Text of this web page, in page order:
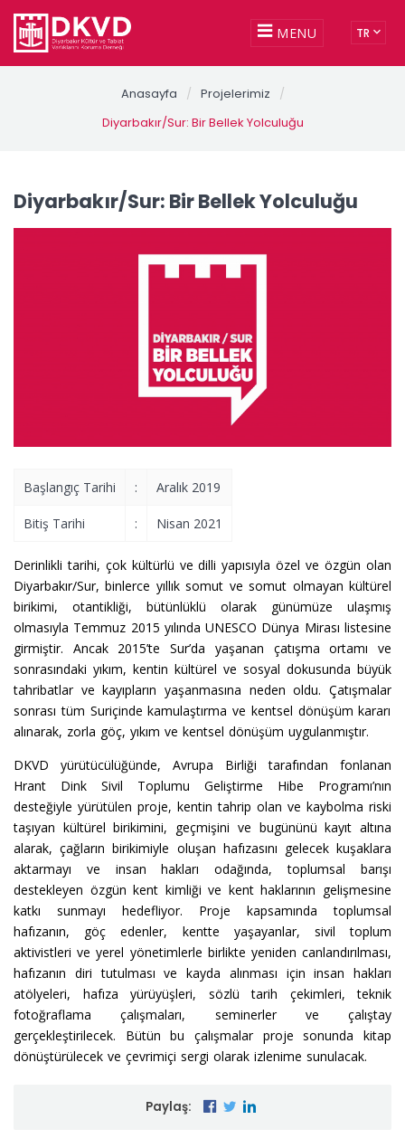
MENU TR
Anasayfa / Projelerimiz
/
Diyarbakır/Sur: Bir Bellek Yolculuğu
Diyarbakır/Sur: Bir Bellek Yolculuğu
Başlangıç Tarihi : Aralık 2019
Bitiş Tarihi : Nisan 2021
Derinlikli tarihi, çok kültürlü ve dilli yapısıyla özel ve özgün olan
Diyarbakır/Sur, binlerce yıllık somut ve somut olmayan kültürel
birikimi, otantikliği, bütünlüklü olarak günümüze ulaşmış
olmasıyla Temmuz 2015 yılında UNESCO Dünya Mirası listesine
girmiştir. Ancak 2015’te Sur’da yaşanan çatışma ortamı ve
sonrasındaki yıkım, kentin kültürel ve sosyal dokusunda büyük
tahribatlar ve kayıpların yaşanmasına neden oldu. Çatışmalar
sonrası tüm Suriçinde kamulaştırma ve kentsel dönüşüm kararı
alınarak, zorla göç, yıkım ve kentsel dönüşüm uygulanmıştır.
DKVD yürütücülüğünde, Avrupa Birliği tarafından fonlanan
Hrant Dink Sivil Toplumu Geliştirme Hibe Programı’nın
desteğiyle yürütülen proje, kentin tahrip olan ve kaybolma riski
taşıyan kültürel birikimini, geçmişini ve bugününü kayıt altına
alarak, çağların birikimiyle oluşan hafızasını gelecek kuşaklara
aktarmayı ve insan hakları odağında, toplumsal barışı
destekleyen özgün kent kimliği ve kent haklarının gelişmesine
katkı sunmayı hedefliyor. Proje kapsamında toplumsal
hafızanın, göç edenler, kentte yaşayanlar, sivil toplum
aktivistleri ve yerel yönetimlerle birlikte yeniden canlandırılması,
hafızanın diri tutulması ve kayda alınması için insan hakları
atölyeleri, hafıza yürüyüşleri, sözlü tarih çekimleri, teknik
fotoğraflama çalışmaları, seminerler ve çalıştay
gerçekleştirilecek. Bütün bu çalışmalar proje sonunda kitap
dönüştürülecek ve çevrimiçi sergi olarak izlenime sunulacak.
Paylaş: